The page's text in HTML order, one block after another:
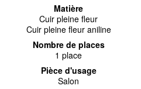
Matière
Cuir pleine fleur
Cuir pleine fleur aniline
Nombre de places
1 place
Pièce d'usage
Salon